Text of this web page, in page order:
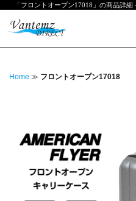
「フロントオープン17018」の商品詳
Home ≫ フロントオープン17018